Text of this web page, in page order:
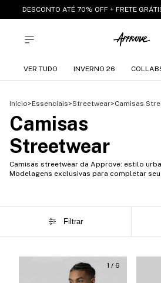
DESCONTO ATÉ 70% OFF + FRETE
VER TUDO INVERNO 26
Início>Essenciais>Streetwear>Camisas
Camisas
Streetwear
Camisas streetwear da Approve: estilo
Modelagens exclusivas para completar
Filtrar
1 / 6